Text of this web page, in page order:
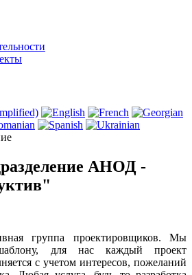
АНОД -
группа проектировщиков. Мы
для нас каждый проект
с учетом интересов, пожеланий